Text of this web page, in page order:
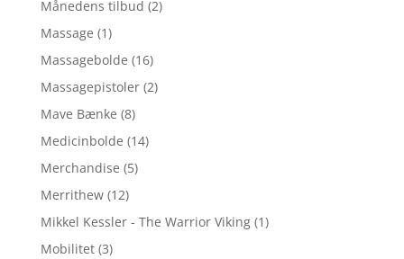
Månedens tilbud (2)
Massage (1)
Massagebolde (16)
Massagepistoler (2)
Mave Bænke (8)
Medicinbolde (14)
Merchandise (5)
Merrithew (12)
Mikkel Kessler - The Warrior Viking (1)
Mobilitet (3)